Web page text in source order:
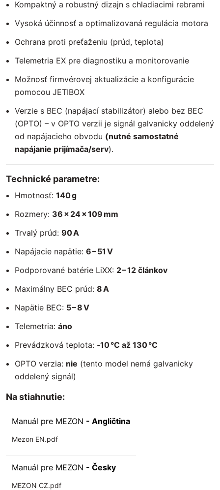
Kompaktný a robustný dizajn s chladiacimi rebrami
Vysoká účinnosť a optimalizovaná regulácia motora
Ochrana proti preťaženiu (prúd, teplota)
Telemetria EX pre diagnostiku a monitorovanie
Možnosť firmvérovej aktualizácie a konfigurácie
pomocou JETIBOX
Verzie s BEC (napájací stabilizátor) alebo bez BEC
(OPTO) – v OPTO verzii je signál galvanicky oddelený
od napájacieho obvodu (nutné samostatné
napájanie prijímača/serv).
Technické parametre:
Hmotnosť: 140 g
Rozmery: 36 × 24 × 109 mm
Trvalý prúd: 90 A
Napájacie napätie: 6 – 51 V
Podporované batérie LiXX: 2 – 12 článkov
Maximálny BEC prúd: 8 A
Napätie BEC: 5 – 8 V
Telemetria: áno
Prevádzková teplota: ‑10 °C až 130 °C
OPTO verzia: nie (tento model nemá galvanicky
oddelený signál)
Na stiahnutie:
Manuál pre MEZON - Angličtina
Mezon EN.pdf
Manuál pre MEZON - Česky
MEZON CZ.pdf